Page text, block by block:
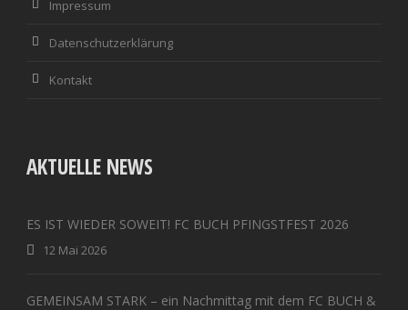
Impressum
Datenschutzerklärung
Kontakt
AKTUELLE NEWS
ES IST WIEDER SOWEIT! FC BUCH PFINGSTFEST 2026
12 Mai 2026
GEMEINSAM STARK – ein Nachmittag mit dem FC BUCH &